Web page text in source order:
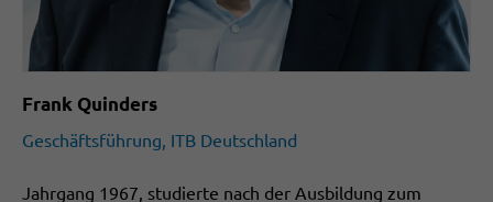
Frank Quinders
Geschäftsführung, ITB Deutschland
Jahrgang 1967, studierte nach der Ausbildung zum